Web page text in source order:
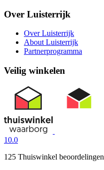
Over Luisterrijk
Over Luisterrijk
About Luisterrijk
Partnerprogramma
Veilig winkelen
10.0
125 Thuiswinkel beoordelingen